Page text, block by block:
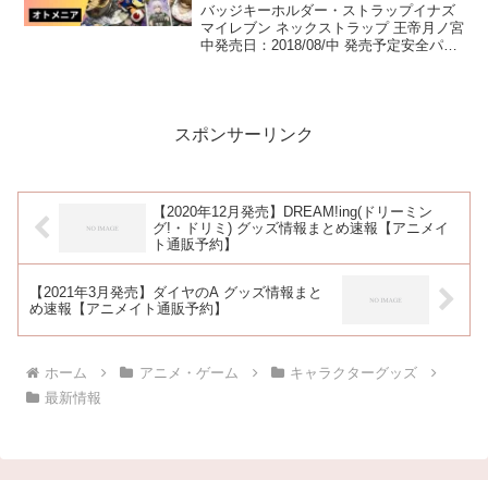
バッジキーホルダー・ストラップイナズ
マイレブン ネックストラップ 王帝月ノ宮
中発売日：2018/08/中 発売予定安全パー
スポンサーリンク
【2020年12月発売】DREAM!ing(ドリーミン
グ!・ドリミ) グッズ情報まとめ速報【アニメイ
ト通販予約】
【2021年3月発売】ダイヤのA グッズ情報まと
め速報【アニメイト通販予約】
ホーム アニメ・ゲーム
キャラクターグッズ
最新情報